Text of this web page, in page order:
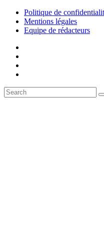
Politique de
Mentions légales
Equipe de rédacteurs